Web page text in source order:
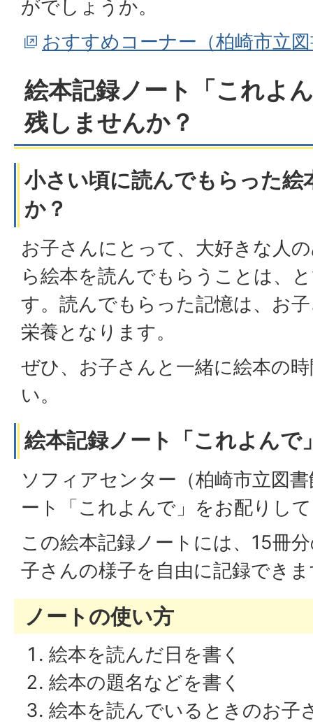
がでしょうか。
おすすめコーナー（柏崎市立
絵本記録ノート「これよ
残しませんか？
小さい頃に読んでもらった絵
か？
お子さんにとって、大好きな人
ら絵本を読んでもらうことは、
す。読んでもらった記憶は、お
栄養となります。
ぜひ、お子さんと一緒に絵本の
い。
絵本記録ノート「これよんで
ソフィアセンター（柏崎市立図
ート「これよんで」をお配りし
この絵本記録ノートには、15冊
子さんの様子を自由に記録でき
ノートの使い方
絵本を読んだ日を書く
絵本の題名などを書く
絵本を読んでいるときのお子